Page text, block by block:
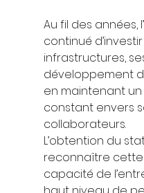
Au fil des années,
continué
infrastructures,
développement
en maintenant
constant envers
collaborateurs.
L’obtention du
reconnaître
capacité de